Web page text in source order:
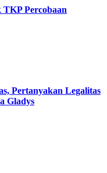
TKP Percobaan
Pertanyakan Legalitas
Gladys